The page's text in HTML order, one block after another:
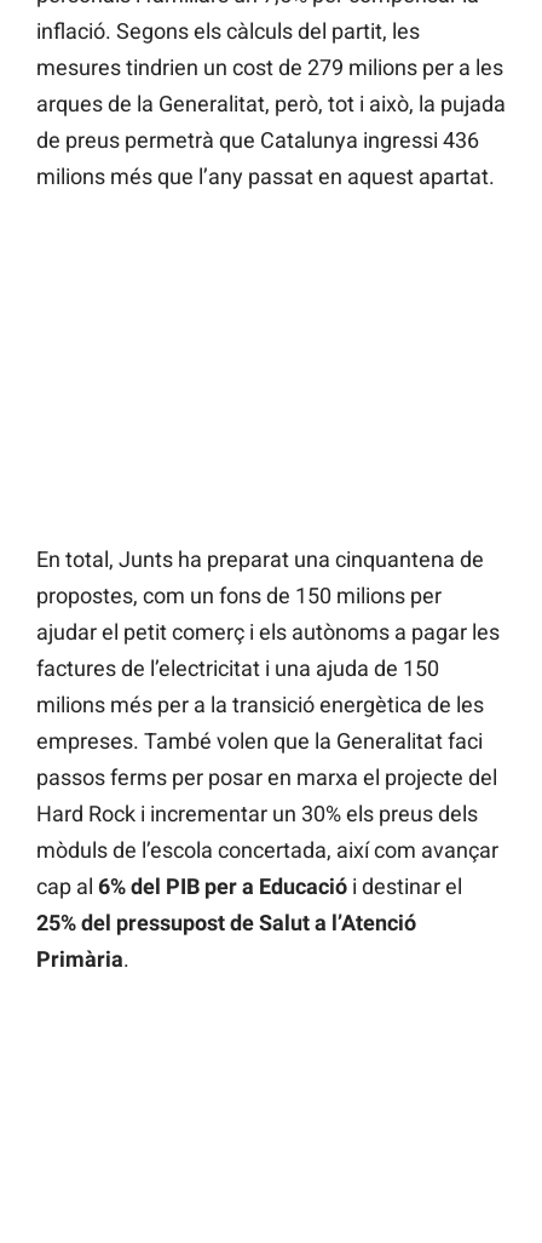
inflació. Segons els càlculs del partit, les
mesures tindrien un cost de 279 milions per a les
arques de la Generalitat, però, tot i això, la pujada
de preus permetrà que Catalunya ingressi 436
milions més que l’any passat en aquest apartat.
En total, Junts ha preparat una cinquantena de
propostes, com un fons de 150 milions per
ajudar el petit comerç i els autònoms a pagar les
factures de l’electricitat i una ajuda de 150
milions més per a la transició energètica de les
empreses. També volen que la Generalitat faci
passos ferms per posar en marxa el projecte del
Hard Rock i incrementar un 30% els preus dels
mòduls de l’escola concertada, així com avançar
cap al 6% del PIB per a Educació i destinar el
25% del pressupost de Salut a l’Atenció
Primària.